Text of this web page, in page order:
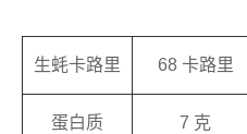
生蚝卡路里 68 卡路里
蛋白质 7 克